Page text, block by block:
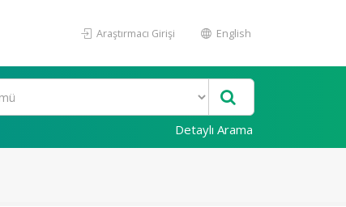
Araştırmacı Girişi English
Detaylı Arama